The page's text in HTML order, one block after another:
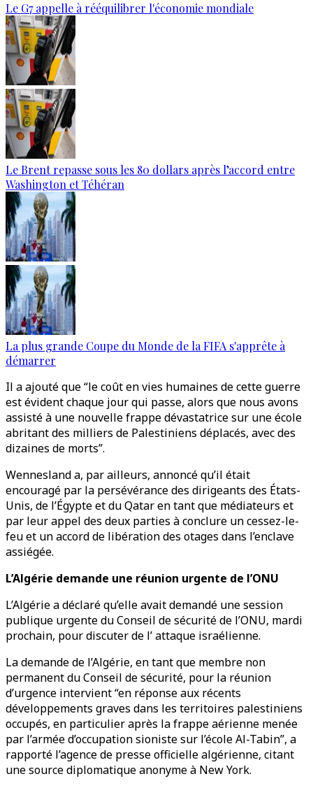
Le G7 appelle à rééquilibrer l'économie mondiale
Le Brent repasse sous les 80 dollars après l’accord entre
Washington et Téhéran
La plus grande Coupe du Monde de la FIFA s'apprête à
démarrer
Il a ajouté que “le coût en vies humaines de cette guerre
est évident chaque jour qui passe, alors que nous avons
assisté à une nouvelle frappe dévastatrice sur une école
abritant des milliers de Palestiniens déplacés, avec des
dizaines de morts”.
Wennesland a, par ailleurs, annoncé qu’il était
encouragé par la persévérance des dirigeants des États-
Unis, de l’Égypte et du Qatar en tant que médiateurs et
par leur appel des deux parties à conclure un cessez-le-
feu et un accord de libération des otages dans l’enclave
assiégée.
L’Algérie demande une réunion urgente de l’ONU
L’Algérie a déclaré qu’elle avait demandé une session
publique urgente du Conseil de sécurité de l’ONU, mardi
prochain, pour discuter de l’ attaque israélienne.
La demande de l’Algérie, en tant que membre non
permanent du Conseil de sécurité, pour la réunion
d’urgence intervient “en réponse aux récents
développements graves dans les territoires palestiniens
occupés, en particulier après la frappe aérienne menée
par l’armée d’occupation sioniste sur l’école Al-Tabin”, a
rapporté l’agence de presse officielle algérienne, citant
une source diplomatique anonyme à New York.